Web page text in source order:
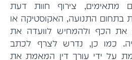
מתאימים, צירוף חוות דעת
בתחום התנועה, האקוסטיקה או
את הכף ולהמחיש לוועדה את
כמו כן, נדרש לצרף לכתב
על ידי עורך דין המאמת את